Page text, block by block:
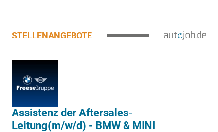
STELLENANGEBOTE
Assistenz der Aftersales-
Leitung(m/w/d) - BMW & MINI